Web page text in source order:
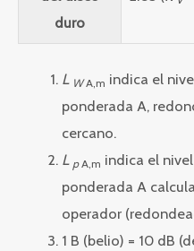
duro
L WA,m indica el
ponderada A,
cercano.
L pA,m indica el
ponderada A
operador
1 B (belio) = 10 dB